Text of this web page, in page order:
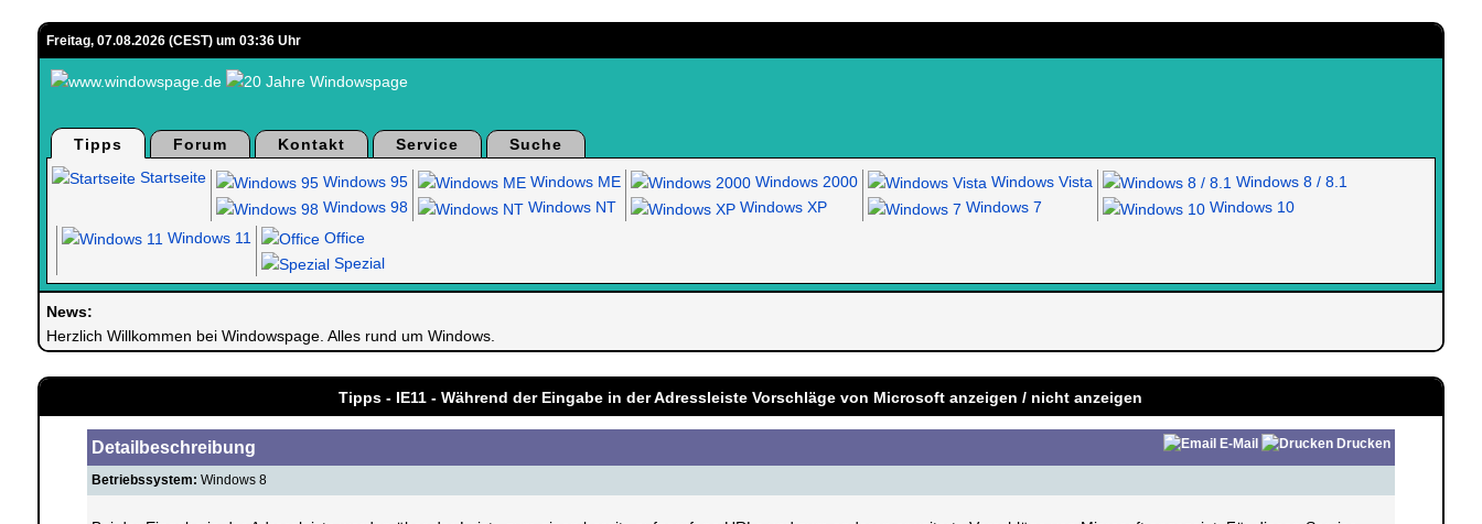
Freitag, 07.08.2026 (CEST) um 03:36 Uhr
Tipps Forum Kontakt Service
Suche
Startseite
Windows 95
Windows 98
Windows ME
Windows NT
Windows 2000
Windows XP
Windows Vista
Windows 7
Windows 8 / 8.1
Windows 10
Windows 11
Office
Spezial
News:
Herzlich Willkommen bei Windowspage. Alles rund um Windows.
Tipps - IE11 - Während der Eingabe in der Adressleiste Vorschläge von Microsoft anzeigen / nicht anzeigen
Detailbeschreibung E-Mail Drucken
Betriebssystem: Windows 8